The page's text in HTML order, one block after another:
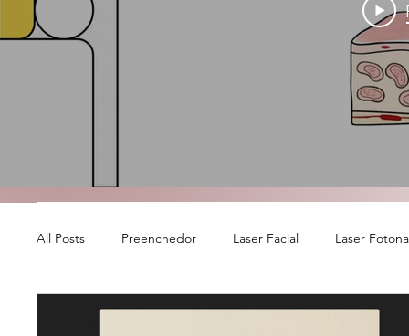
All Posts Preenchedor Laser Facial Laser
Banco de colágeno Laser Íntimo Fotona -